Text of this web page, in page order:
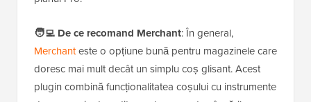
🧑‍💻 De ce recomand Merchant: În general,
Merchanteste o opțiune bună pentru magazinele care
doresc mai mult decât un simplu coș glisant. Acest
plugin combină funcționalitatea coșului cu instrumente